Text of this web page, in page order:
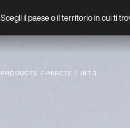
Scegli il paese o il territorio in cui ti
PRODUCTS PARETE BIT 3